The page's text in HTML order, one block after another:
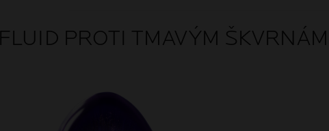
FLUID PROTI TMAVÝM